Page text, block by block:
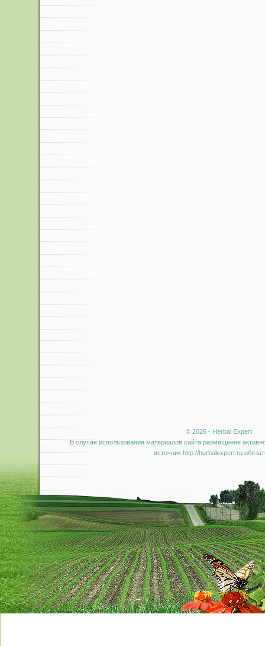
© 2026 - Herbal Expert
В случае использования материалов сайта размещение
источник http://herbalexpert.ru